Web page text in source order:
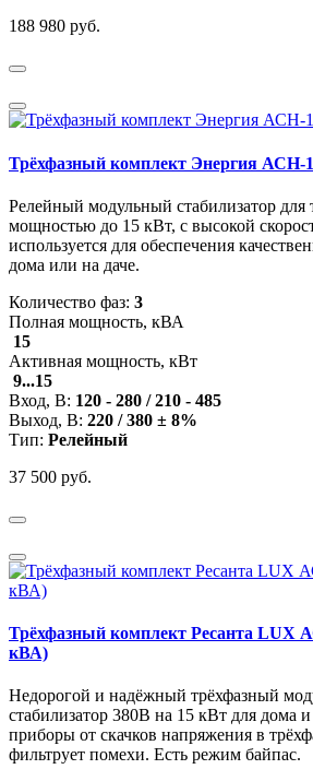
188 980 руб.
Трёхфазный комплект Энергия АСН-
Релейный модульный стабилизатор для
мощностью до 15 кВт, с высокой
используется для обеспечения
дома или на даче.
Количество фаз: 3
Полная мощность, кВА
15
Активная мощность, кВт
9...15
Вход, В: 120 - 280 / 210 - 485
Выход, В: 220 / 380 ± 8%
Тип: Релейный
37 500 руб.
Трёхфазный комплект Ресанта LUX
кВА)
Недорогой и надёжный трёхфазный
стабилизатор 380В на 15 кВт для дома
приборы от скачков напряжения в
фильтрует помехи. Есть режим байпас.